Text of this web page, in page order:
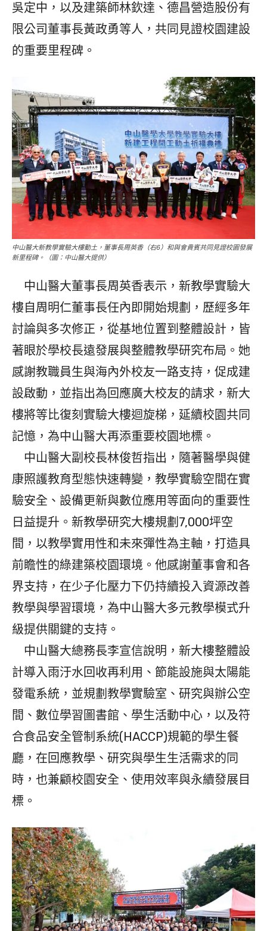
吳定中，以及建築師林欽達、德昌營造股份有
限公司董事長黃政勇等人，共同見證校園建設
的重要里程碑。
中山醫大新教學實驗大樓動土，董事長周英香（右6）和與會貴賓共同見證校園發展
新里程碑。（圖：中山醫大提供）
中山醫大董事長周英香表示，新教學實驗大
樓自周明仁董事長任內即開始規劃，歷經多年
討論與多次修正，從基地位置到整體設計，皆
著眼於學校長遠發展與整體教學研究布局。她
感謝教職員生與海內外校友一路支持，促成建
設啟動，並指出為回應廣大校友的請求，新大
樓將等比復刻實驗大樓迴旋梯，延續校園共同
記憶，為中山醫大再添重要校園地標。
中山醫大副校長林俊哲指出，隨著醫學與健
康照護教育型態快速轉變，教學實驗空間在實
驗安全、設備更新與數位應用等面向的重要性
日益提升。新教學研究大樓規劃7,000坪空
間，以教學實用性和未來彈性為主軸，打造具
前瞻性的綠建築校園環境。他感謝董事會和各
界支持，在少子化壓力下仍持續投入資源改善
教學與學習環境，為中山醫大多元教學模式升
級提供關鍵的支持。
中山醫大總務長李宣信說明，新大樓整體設
計導入雨汙水回收再利用、節能設施與太陽能
發電系統，並規劃教學實驗室、研究與辦公空
間、數位學習圖書館、學生活動中心，以及符
合食品安全管制系統(HACCP)規範的學生餐
廳，在回應教學、研究與學生生活需求的同
時，也兼顧校園安全、使用效率與永續發展目
標。